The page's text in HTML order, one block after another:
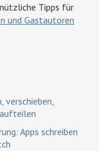
Tipps für
und Gastautoren
verschieben,
Apps schreiben